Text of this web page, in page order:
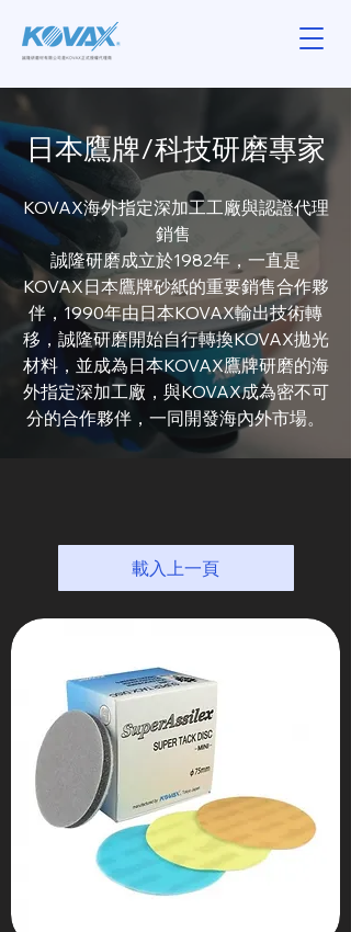
日本鷹牌/科技研磨專家
KOVAX海外指定深加工工廠與認證代理
銷售
誠隆研磨成立於1982年，一直是
KOVAX日本鷹牌砂紙的重要銷售合作夥
伴，1990年由日本KOVAX輸出技術轉
移，誠隆研磨開始自行轉換KOVAX拋光
材料，並成為日本KOVAX鷹牌研磨的海
外指定深加工廠，與KOVAX成為密不可
分的合作夥伴，一同開發海內外市場。
載入上一頁